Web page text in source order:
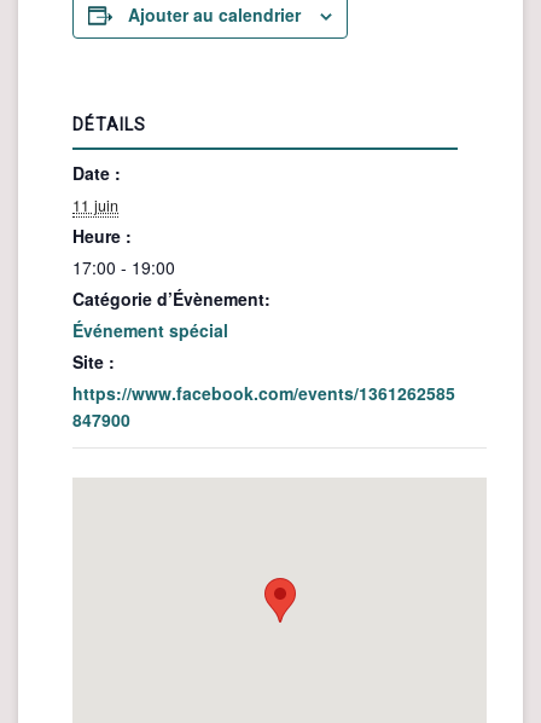
Ajouter au calendrier
DÉTAILS
Date :
11 juin
Heure :
17:00 - 19:00
Catégorie d’Évènement:
Événement spécial
Site :
https://www.facebook.com/events/1361262585
847900